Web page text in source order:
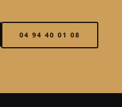
04 94 40 01 08